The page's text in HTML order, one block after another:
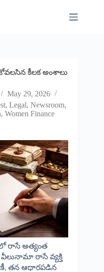
కీలక అంశాలు
May 29, 2026
,Legal,Newsroom,
,Women Finance
రాసే అత్యంత
వీలునామా రాసే వ్యక్తి
తన ఆధారపడిన